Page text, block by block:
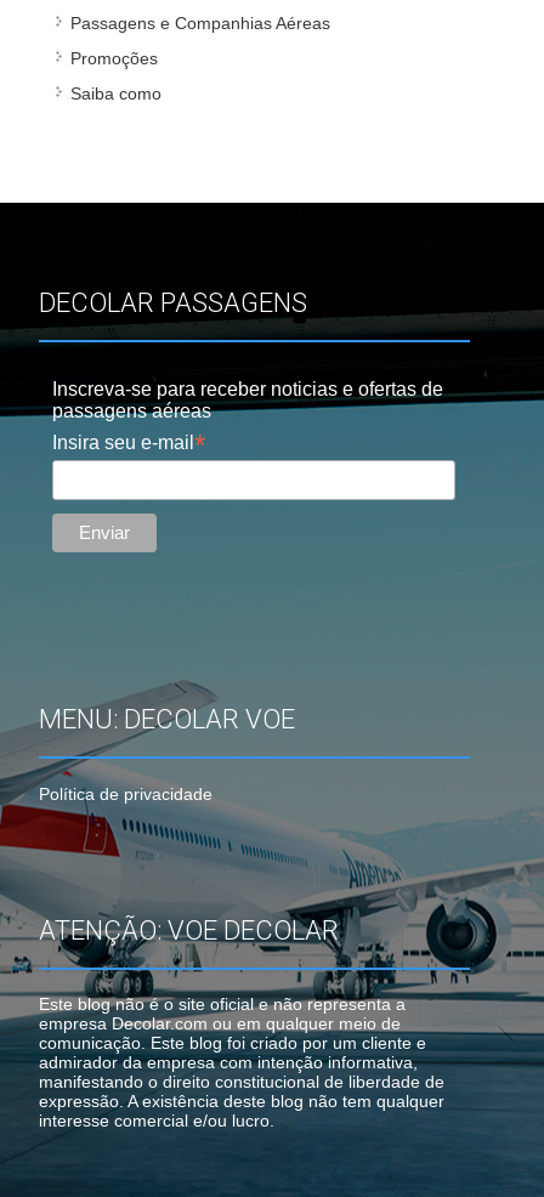
Passagens e Companhias Aéreas
Promoções
Saiba como
DECOLAR PASSAGENS
Inscreva-se para receber noticias e ofertas de
passagens aéreas
Insira seu e-mail*
MENU: DECOLAR VOE
Política de privacidade
ATENÇÃO: VOE DECOLAR
Este blog não é o site oficial e não representa a
empresa Decolar.com ou em qualquer meio de
comunicação. Este blog foi criado por um cliente e
admirador da empresa com intenção informativa,
manifestando o direito constitucional de liberdade de
expressão. A existência deste blog não tem qualquer
interesse comercial e/ou lucro.